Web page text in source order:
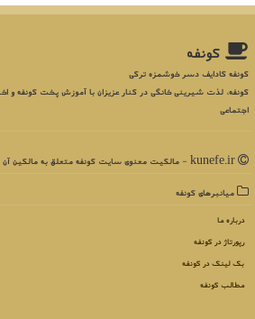
كونفه
کونفه کادایف دسر خوشمزه ترکی
کونفه، لذت شیرینی خانگی در کنار عزیزان با آموزش پخت کونفه و
اجتماعی
میانبرهای كونفه
درباره ما
رپورتاژ در كونفه
بک لینک در كونفه
مطالب كونفه